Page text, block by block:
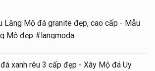
Lăng Mộ đá granite đẹp, cao cấp - Mẫu
Mộ đẹp #langmoda
xanh rêu 3 cấp đẹp - Xây Mộ đá Uy